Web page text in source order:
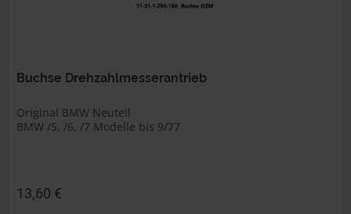
Buchse Drehzahlmesserantrieb
Original BMW Neuteil
BMW /5, /6, /7 Modelle bis 9/77
13,60 €